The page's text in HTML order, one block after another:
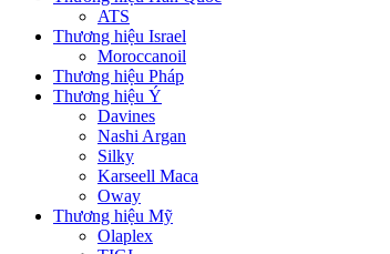
ATS
Thương hiệu Israel
Moroccanoil
Thương hiệu Pháp
Thương hiệu Ý
Davines
Nashi Argan
Silky
Karseell Maca
Oway
Thương hiệu Mỹ
Olaplex